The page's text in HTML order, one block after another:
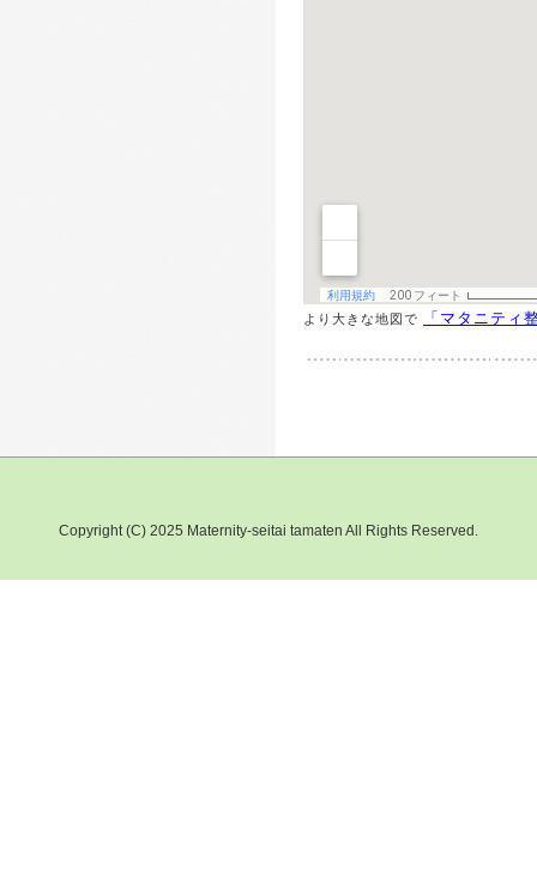
より大きな地図で 「マタニティ
Copyright (C) 2025 Maternity-seitai tamaten All Rights Reserved.